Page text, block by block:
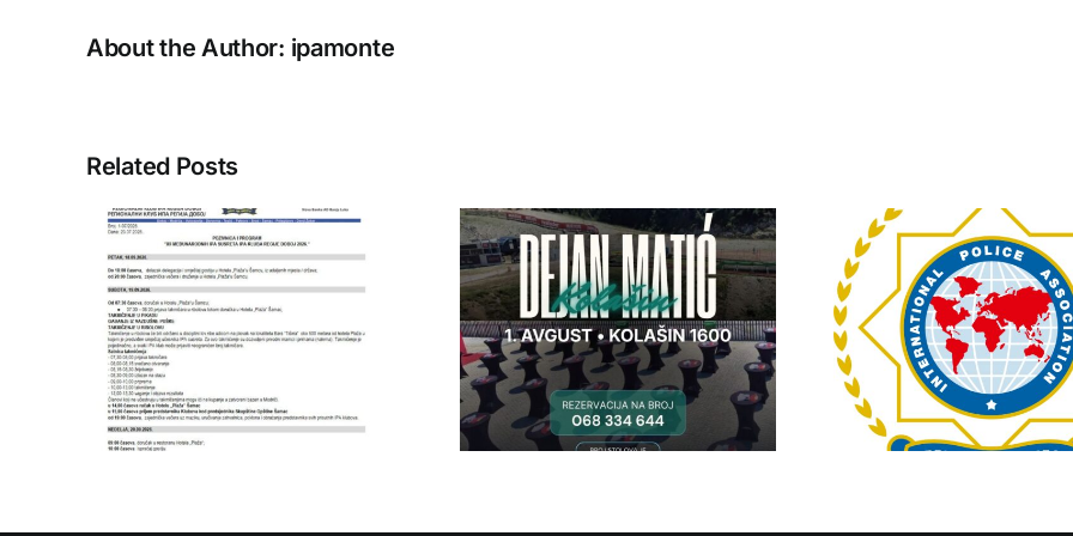
About the Author: ipamonte
Related Posts
IPA Crna Gora IPA Crna Gora